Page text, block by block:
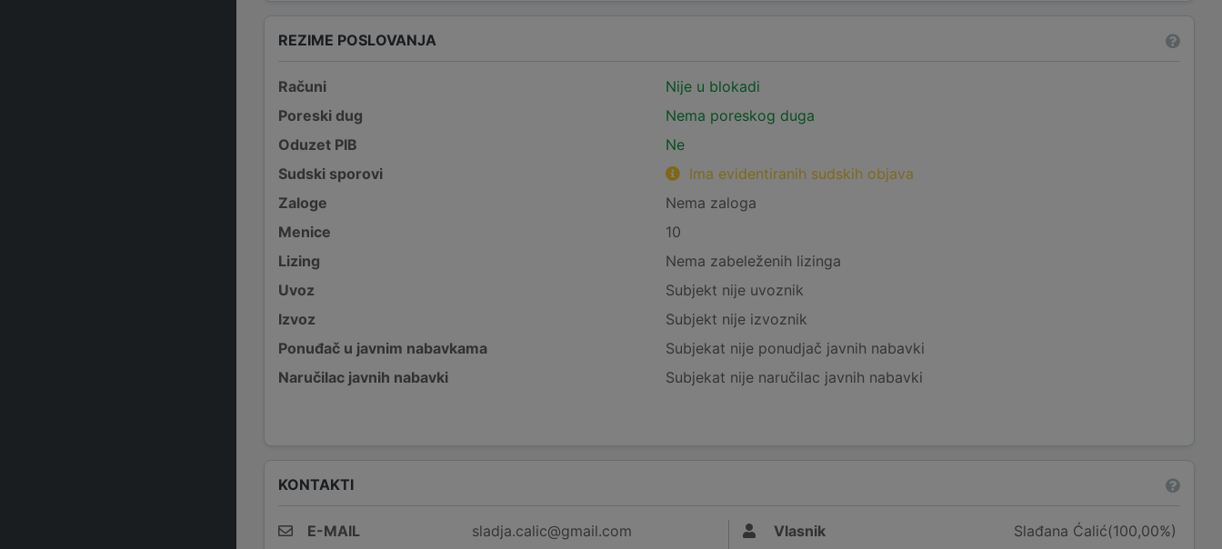
REZIME POSLOVANJA
Računi
Nije u blokadi
Poreski dug
Nema poreskog duga
Oduzet PIB
Ne
Sudski sporovi
Ima evidentiranih sudskih objava
Zaloge
Nema zaloga
Menice
10
Lizing
Nema zabeleženih lizinga
Uvoz
Subjekt nije uvoznik
Izvoz
Subjekt nije izvoznik
Ponuđač u javnim nabavkama
Subjekat nije ponudjač javnih nabavki
Naručilac javnih nabavki
Subjekat nije naručilac javnih nabavki
KONTAKTI
E-MAIL sladja.calic@gmail.com Vlasnik
Slađana Ćalić(100,00%)